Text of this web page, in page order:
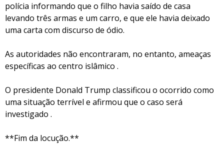
polícia informando que o filho havia saído de casa
levando três armas e um carro, e que ele havia deixado
uma carta com discurso de ódio.
As autoridades não encontraram, no entanto, ameaças
específicas ao centro islâmico .
O presidente Donald Trump classificou o ocorrido como
uma situação terrível e afirmou que o caso será
investigado .
**Fim da locução.**